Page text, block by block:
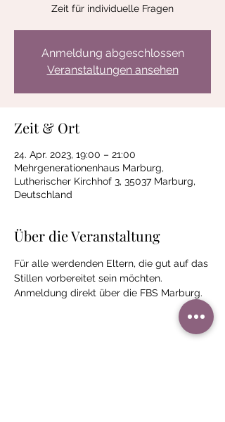
Zeit für individuelle Fragen
Anmeldung abgeschlossen
Veranstaltungen ansehen
Zeit & Ort
24. Apr. 2023, 19:00 – 21:00
Mehrgenerationenhaus Marburg,
Lutherischer Kirchhof 3, 35037 Marburg,
Deutschland
Über die Veranstaltung
Für alle werdenden Eltern, die gut auf das
Stillen vorbereitet sein möchten.
Anmeldung direkt über die FBS Marburg.